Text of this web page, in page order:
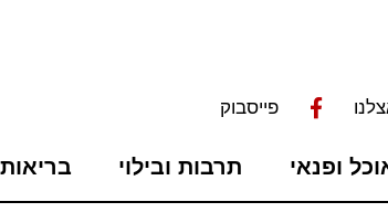
פייסבוק
ופנאי תרבות ובילוי